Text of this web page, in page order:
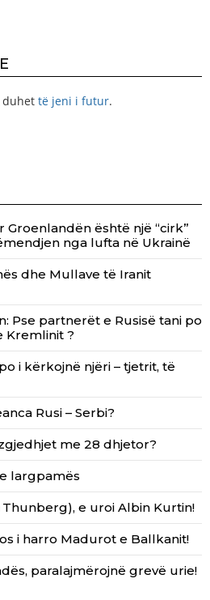
duhet të jeni i futur.
Groenlandën është një “cirk”
nga lufta në Ukrainë
dhe Mullave të Iranit
Pse partnerët e Rusisë tani po
Kremlinit ?
i kërkojnë njëri – tjetrit, të
Rusi – Serbi?
me 28 dhjetor?
largpamës
Thunberg), e uroi Albin Kurtin!
i harro Madurot e Ballkanit!
paralajmërojnë grevë urie!